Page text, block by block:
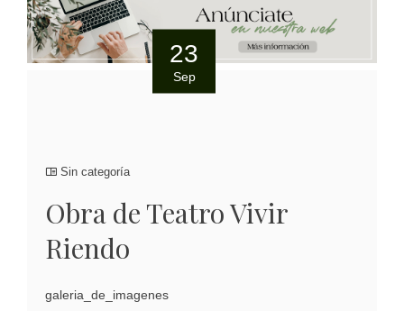
23
Sep
Sin categoría
Obra de Teatro Vivir
Riendo
galeria_de_imagenes